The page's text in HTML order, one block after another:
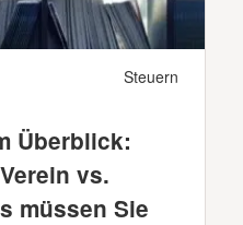
Steuern
Überblick:
vs.
müssen Sie